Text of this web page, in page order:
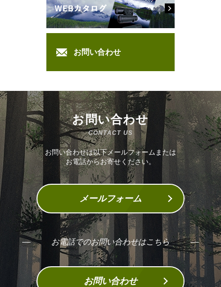
お問い合わせ
お問い合わせ
CONTACT US
お問い合わせは以下メールフォームまたは
お電話からお寄せください。
メールフォーム
お電話でのお問い合わせはこちら
お問い合わせ